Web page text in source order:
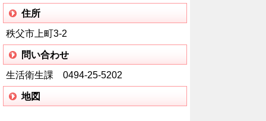
住所
秩父市上町3-2
問い合わせ
生活衛生課 0494-25-5202
地図